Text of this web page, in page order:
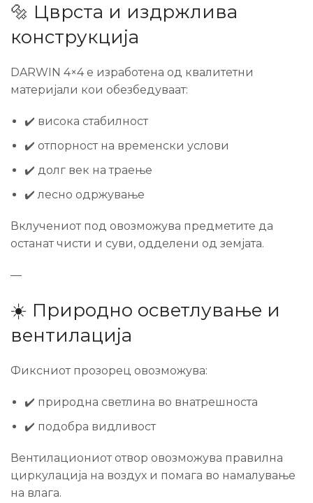
🔩 Цврста и издржлива
конструкција
DARWIN 4×4 е изработена од квалитетни
материјали кои обезбедуваат:
✔️ висока стабилност
✔️ отпорност на временски услови
✔️ долг век на траење
✔️ лесно одржување
Вклучениот под овозможува предметите да
останат чисти и суви, одделени од земјата.
—
☀️ Природно осветлување и
вентилација
Фиксниот прозорец овозможува:
✔️ природна светлина во внатрешноста
✔️ подобра видливост
Вентилациониот отвор овозможува правилна
циркулација на воздух и помага во намалување
на влага.